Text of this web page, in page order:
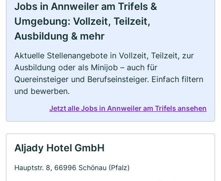
Jobs in Annweiler am Trifels &
Umgebung: Vollzeit, Teilzeit,
Ausbildung & mehr
Aktuelle Stellenangebote in Vollzeit, Teilzeit, zur
Ausbildung oder als Minijob – auch für
Quereinsteiger und Berufseinsteiger. Einfach filtern
und bewerben.
Jetzt alle Jobs in Annweiler am Trifels ansehen
Aljady Hotel GmbH
Hauptstr. 8, 66996 Schönau (Pfalz)